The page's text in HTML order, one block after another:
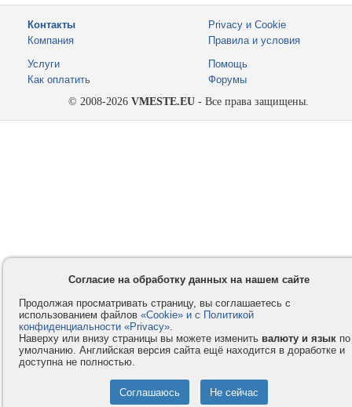
Контакты
Компания
Privacy и Cookie
Правила и условия
Услуги
Как оплатить
Помощь
Форумы
© 2008-2026 VMESTE.EU - Все права защищены.
Согласие на обработку данных на нашем сайте
Продолжая просматривать страницу, вы соглашаетесь с
использованием файлов «Cookie» и с Политикой
конфиденциальности «Privacy».
Наверху или внизу страницы вы можете изменить валюту и язык по
умолчанию. Английская версия сайта ещё находится в доработке и
доступна не полностью.